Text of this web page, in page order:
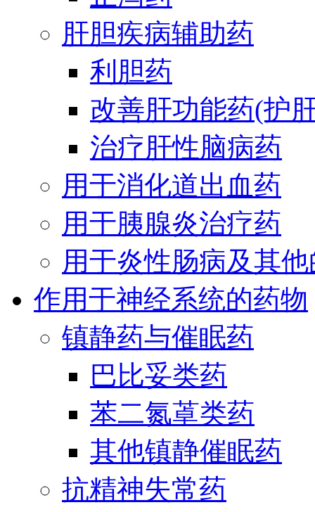
肝胆疾病辅助药
利胆药
改善肝功能药(护
治疗肝性脑病药
用于消化道出血药
用于胰腺炎治疗药
用于炎性肠病及其
作用于神经系统的药物
镇静药与催眠药
巴比妥类药
苯二氮䓬类药
其他镇静催眠药
抗精神失常药